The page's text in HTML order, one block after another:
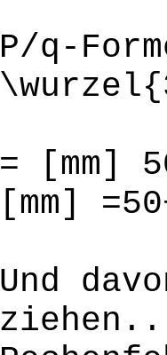
P/q-
= [mm]
[mm]
Und